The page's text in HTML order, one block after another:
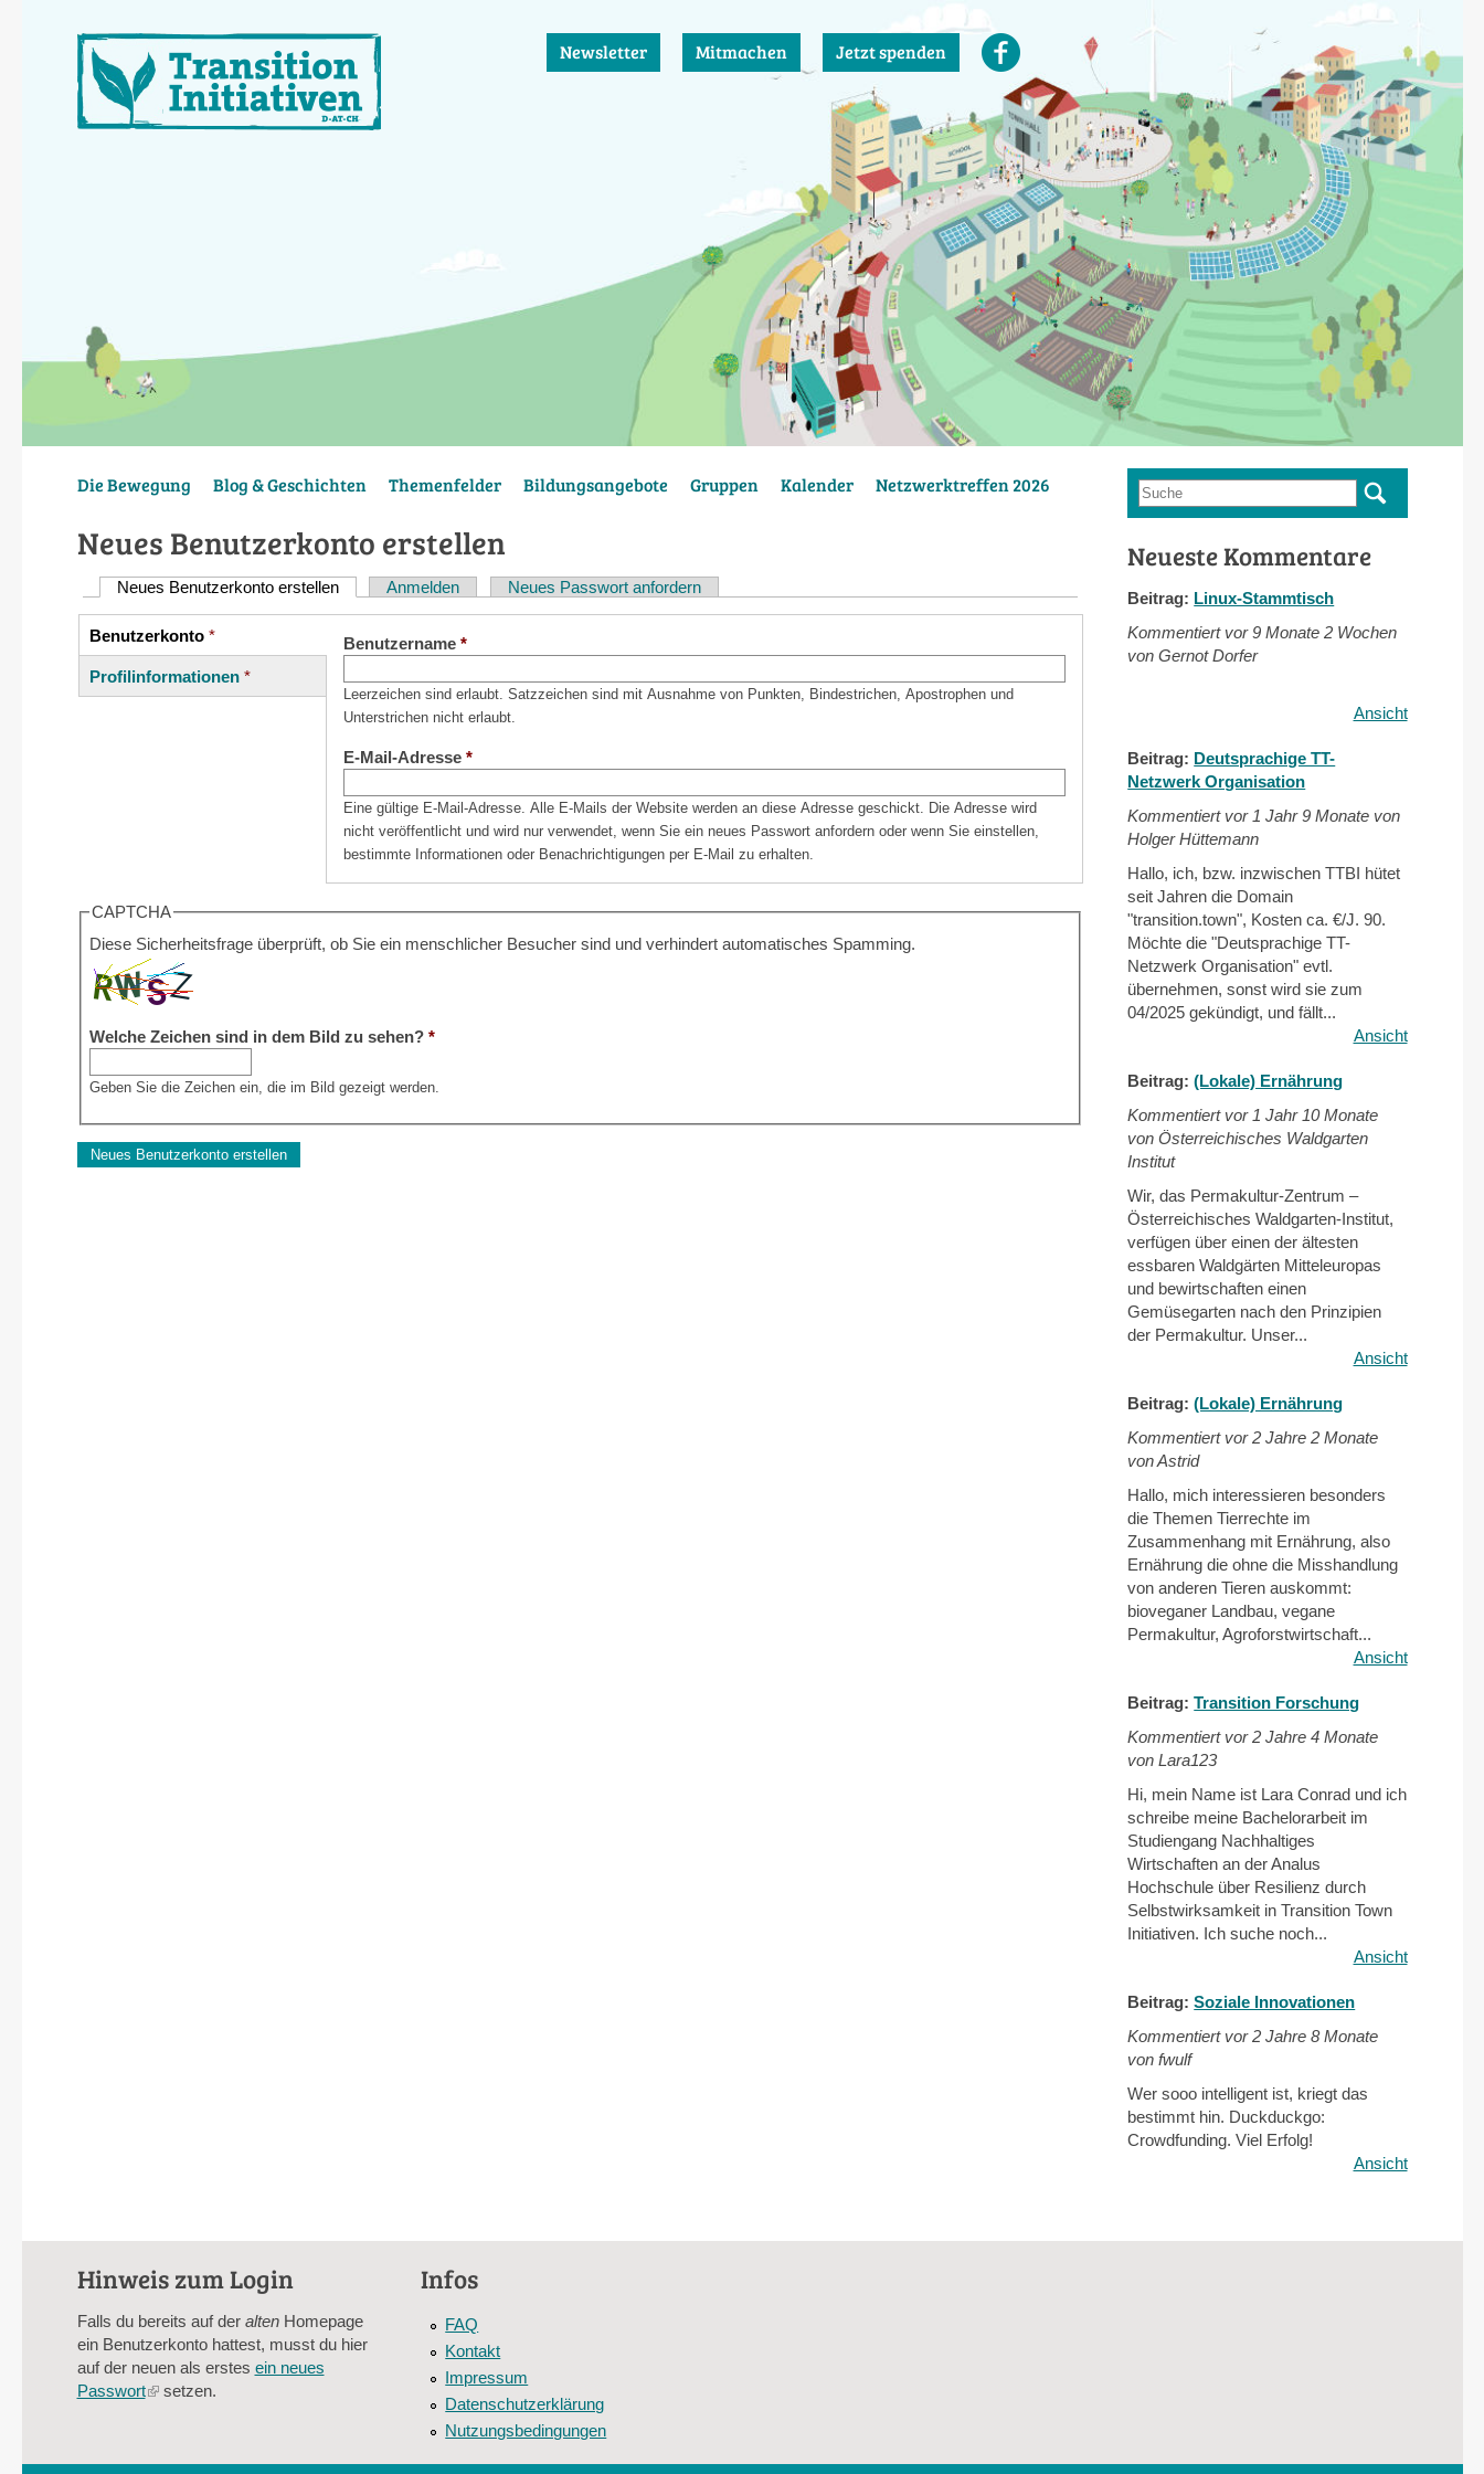
Newsletter Mitmachen Jetzt spenden
Die Bewegung Blog & Geschichten Themenfelder Bildungsangebote Gruppen Kalender Netzwerktreffen 2026
Neues Benutzerkonto erstellen
Haupt-
Reiter
Neues Benutzerkonto erstellen(aktiver Reiter)
Anmelden Neues Passwort anfordern
Vertikale
Reiter
Benutzerkonto *
(aktiver
Reiter)
Profilinformationen *
Benutzername *
Leerzeichen sind erlaubt. Satzzeichen sind mit Ausnahme von Punkten, Bindestrichen, Apostrophen und
Unterstrichen nicht erlaubt.
E-Mail-Adresse *
Eine gültige E-Mail-Adresse. Alle E-Mails der Website werden an diese Adresse geschickt. Die Adresse wird
nicht veröffentlicht und wird nur verwendet, wenn Sie ein neues Passwort anfordern oder wenn Sie einstellen,
bestimmte Informationen oder Benachrichtigungen per E-Mail zu erhalten.
CAPTCHA
Diese Sicherheitsfrage überprüft, ob Sie ein menschlicher Besucher sind und verhindert automatisches Spamming.
Welche Zeichen sind in dem Bild zu sehen? *
Geben Sie die Zeichen ein, die im Bild gezeigt werden.
Suchformular
Suche
Neueste Kommentare
Beitrag: Linux-Stammtisch
Kommentiert vor9 Monate 2 Wochen
von Gernot Dorfer
Ansicht
Beitrag: Deutsprachige TT-
Netzwerk Organisation
Kommentiert vor 1 Jahr 9 Monate von
Holger Hüttemann
Hallo, ich, bzw. inzwischen TTBI hütet
seit Jahren die Domain
"transition.town", Kosten ca. €/J. 90.
Möchte die "Deutsprachige TT-
Netzwerk Organisation" evtl.
übernehmen, sonst wird sie zum
04/2025 gekündigt, und fällt...
Ansicht
Beitrag:(Lokale) Ernährung
Kommentiert vor 1 Jahr 10 Monate
von Österreichisches Waldgarten
Institut
Wir, das Permakultur-Zentrum –
Österreichisches Waldgarten-Institut,
verfügen über einen der ältesten
essbaren Waldgärten Mitteleuropas
und bewirtschaften einen
Gemüsegarten nach den Prinzipien
der Permakultur. Unser...
Ansicht
Beitrag:(Lokale) Ernährung
Kommentiert vor2 Jahre 2 Monate
von Astrid
Hallo, mich interessieren besonders
die Themen Tierrechte im
Zusammenhang mit Ernährung, also
Ernährung die ohne die Misshandlung
von anderen Tieren auskommt:
bioveganer Landbau, vegane
Permakultur, Agroforstwirtschaft...
Ansicht
Beitrag:Transition Forschung
Kommentiert vor2 Jahre 4 Monate
von Lara123
Hi, mein Name ist Lara Conrad und ich
schreibe meine Bachelorarbeit im
Studiengang Nachhaltiges
Wirtschaften an der Analus
Hochschule über Resilienz durch
Selbstwirksamkeit in Transition Town
Initiativen. Ich suche noch...
Ansicht
Beitrag:Soziale Innovationen
Kommentiert vor2 Jahre 8 Monate
von fwulf
Wer sooo intelligent ist, kriegt das
bestimmt hin. Duckduckgo:
Crowdfunding. Viel Erfolg!
Ansicht
Hinweis zum Login
Falls du bereits auf der altenHomepage
ein Benutzerkonto hattest, musst du hier
auf der neuen als erstes ein neues
Passwort(linksetzen.
Infos
FAQ
Kontakt
Impressum
Datenschutzerklärung
Nutzungsbedingungen